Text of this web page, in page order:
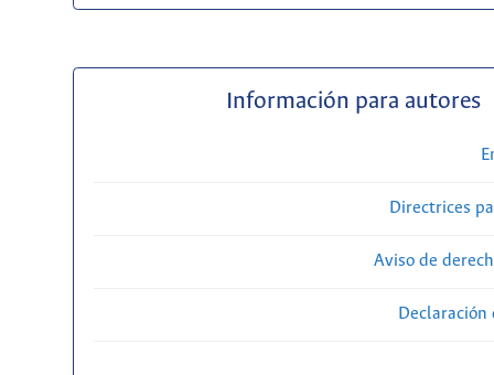
Información para autores
Directrices
Aviso de